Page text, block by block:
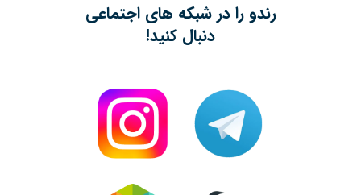
رندو را در شبکه های اجتماعی
دنبال کنید!